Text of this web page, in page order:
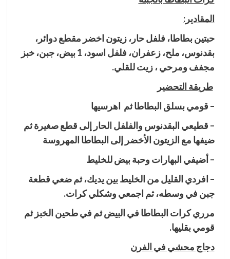
المقادير:
حبتين بطاطا، فلفل حار، زيتون اخضر مقطع دوائر،
بقدنوس، ملح، زعفران، فلفل اسود، 1 بيض، جبن، خبز
مجفف ومرحي ، زيت للقلي.
طريقة التحضير
– قومي بسلق البطاطا ثم اهرسيها
– قطيعي البقدنوس والفلفل الحار إلى قطع صغيرة ثم
ضيفها مع الزيتون الأخضر إلى البطاطا المهروسة
– أضيفي البهارات وحبة بيض للخليط
– افردي القليل من الخليط بين يديك، ثم ضعي قطعة
جبن في وسطه، ثم اجمعي وشكلي كرات.
مرري كرات البطاطا في البيض ثم في طحين الخبز ثم
قومي بقليها.
دجاج محشي في الفرن